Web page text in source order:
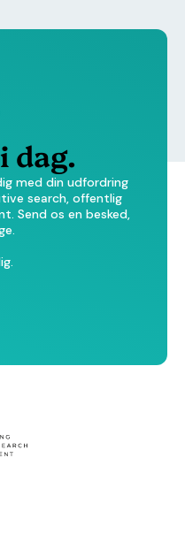
dag.
med din udfordring
search, offentlig
Send os en besked,